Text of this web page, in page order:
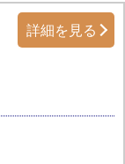
詳細を見る